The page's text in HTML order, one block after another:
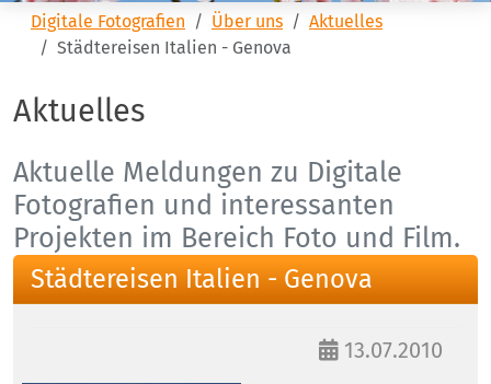
Digitale Fotografien Über uns
Aktuelles
Städtereisen Italien - Genova
Aktuelles
Aktuelle Meldungen zu Digitale
Fotografien und interessanten
Projekten im Bereich Foto und Film.
Städtereisen Italien - Genova
13.07.2010